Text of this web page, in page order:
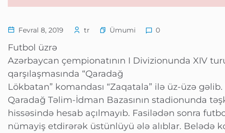
Fevral 8, 2019 tr Ümumi 0
Futbol üzrə
Azərbaycan çempionatının I Divizionunda XIV
qarşılaşmasında “Qaradağ
Lökbatan” komandası “Zaqatala” ilə üz-üzə
Qaradağ Təlim-İdman Bazasının stadionunda
hissəsində hesab açılmayıb. Fasilədən sonra
nümayiş etdirərək üstünlüyü ələ alıblar. Belədə